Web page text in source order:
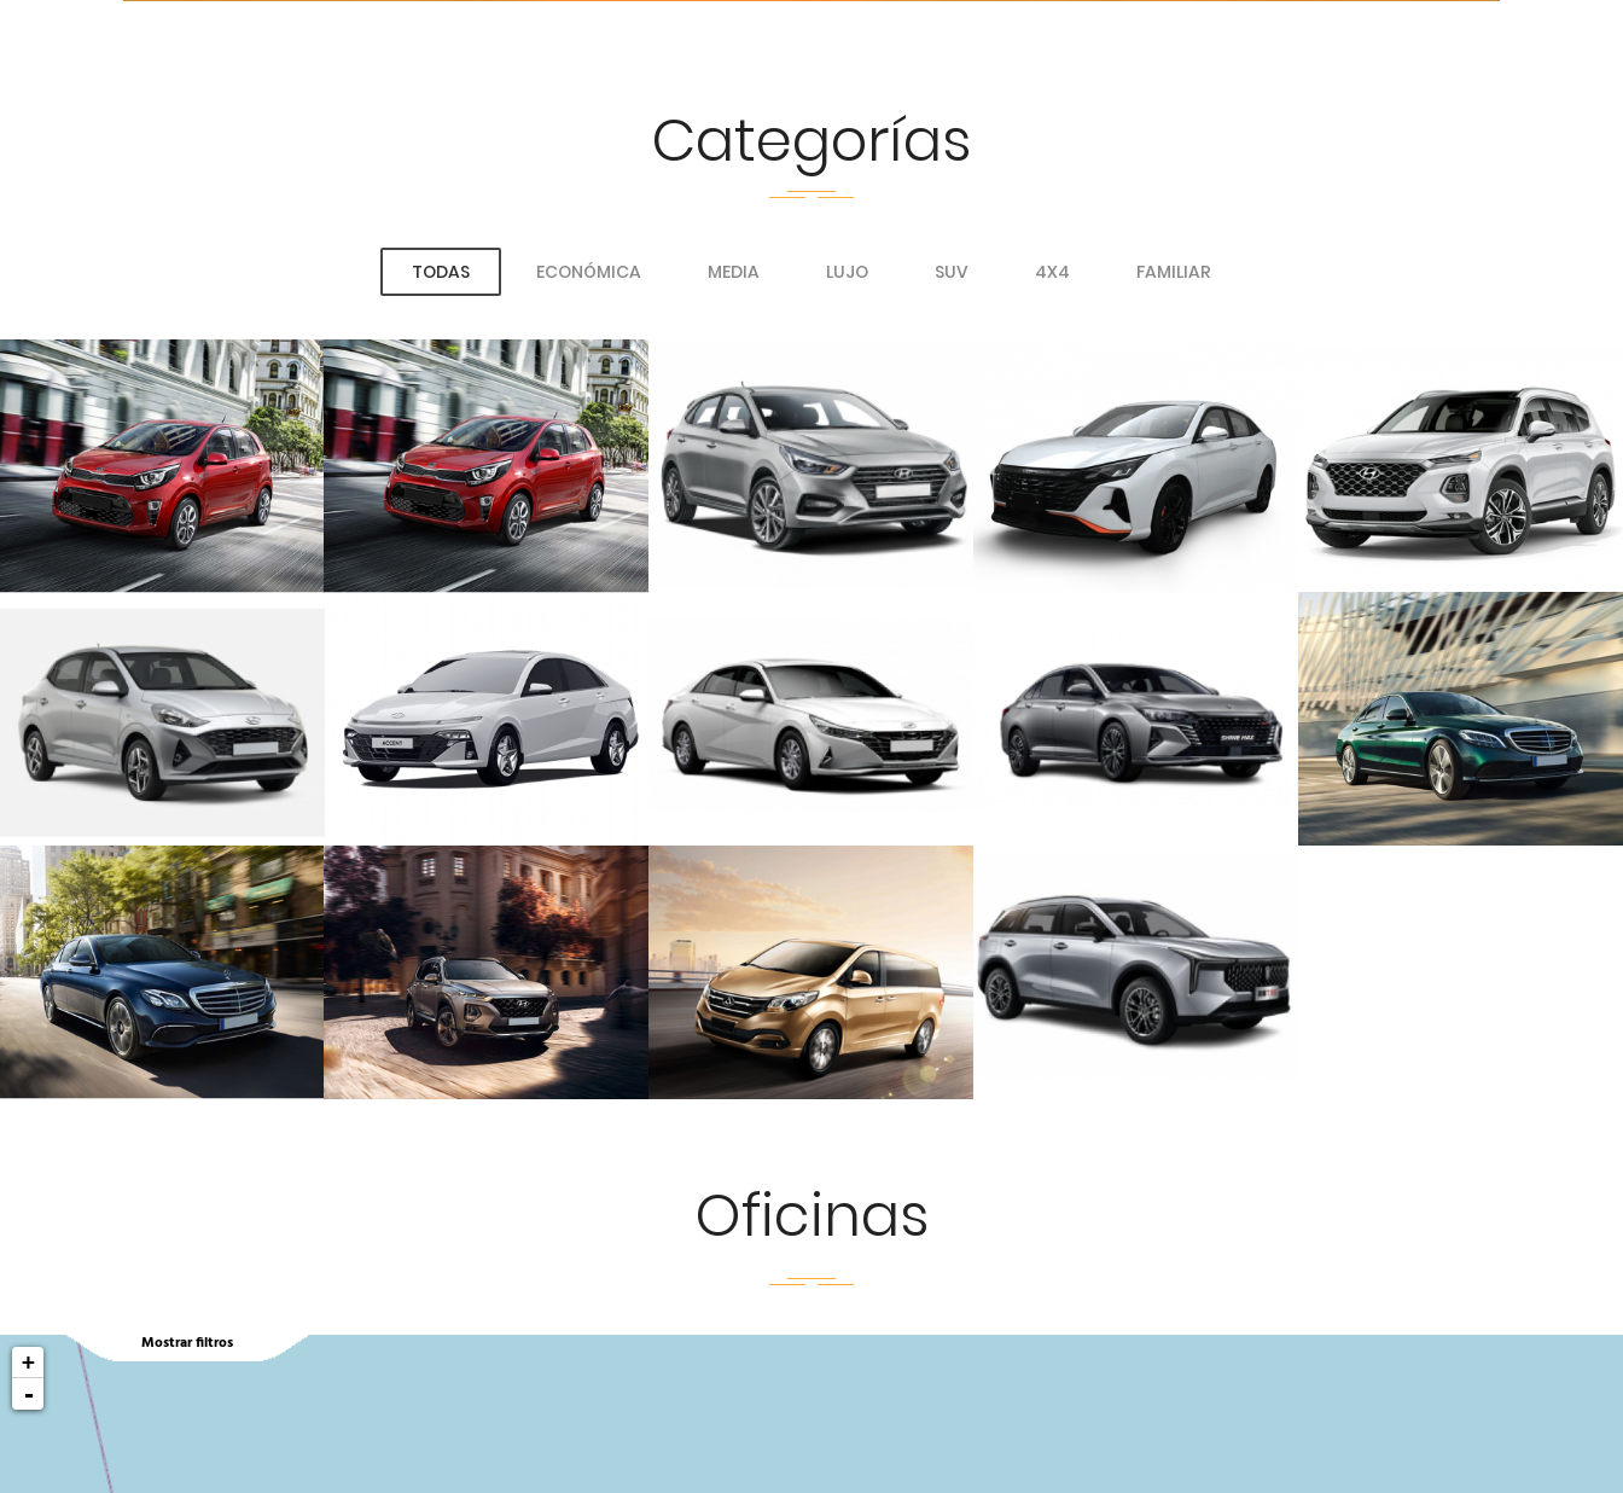
Categorías
TODAS ECONÓMICA MEDIA LUJO SUV 4X4 FAMILIAR
ECONÓMICO MECÁNICO ECONÓMICO AUTOMÁTICO MEDIO MECÁNICO
PREMIUM PLUS AUTOMÁTICO
LUJO AUTOMÁTICO JEEP AUTOMÁTICO MINIVAN AUTOMÁTICO
Oficinas
Mostrar filtros
+
-